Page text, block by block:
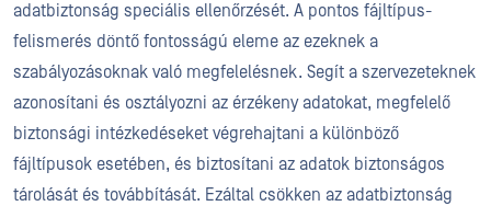
adatbiztonság speciális ellenőrzését. A pontos fájltípus-
felismerés döntő fontosságú eleme az ezeknek a
szabályozásoknak való megfelelésnek. Segít a szervezeteknek
azonosítani és osztályozni az érzékeny adatokat, megfelelő
biztonsági intézkedéseket végrehajtani a különböző
fájltípusok esetében, és biztosítani az adatok biztonságos
tárolását és továbbítását. Ezáltal csökken az adatbiztonság